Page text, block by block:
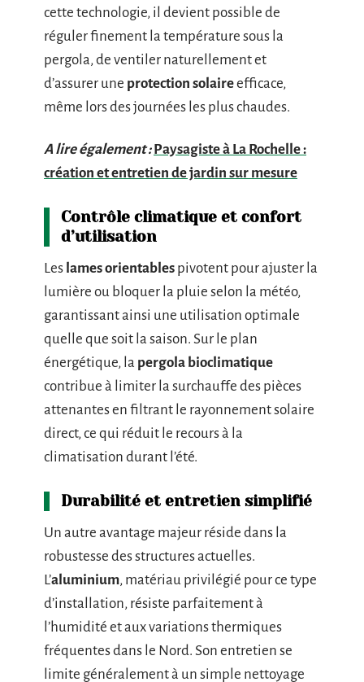
cette technologie, il devient possible de
réguler finement la température sous la
pergola, de ventiler naturellement et
d’assurer une protection solaireefficace,
même lors des journées les plus chaudes.
A lire également : Paysagiste à La Rochelle :
création et entretien de jardin sur mesure
Contrôle climatique et confort
d’utilisation
Les lames orientables pivotent pour ajuster la
lumière ou bloquer la pluie selon la météo,
garantissant ainsi une utilisation optimale
quelle que soit la saison. Sur le plan
énergétique, la pergola bioclimatique
contribue à limiter la surchauffe des pièces
attenantes en filtrant le rayonnement solaire
direct, ce qui réduit le recours à la
climatisation durant l’été.
Durabilité et entretien simplifié
Un autre avantage majeur réside dans la
robustesse des structures actuelles.
L’aluminium, matériau privilégié pour ce type
d’installation, résiste parfaitement à
l’humidité et aux variations thermiques
fréquentes dans le Nord. Son entretien se
limite généralement à un simple nettoyage